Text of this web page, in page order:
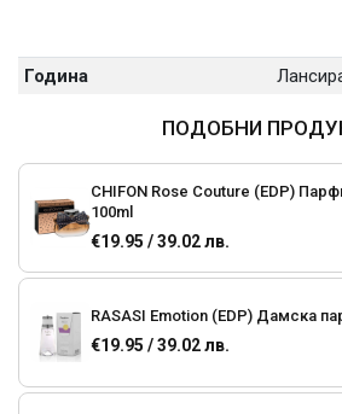
ПОДОБНИ
CHIFON Rose Couture (EDP) Парфюмна вода за жени -
100ml
€19.95 / 39.02 лв.
€19.95 / 39.02 лв.
Година